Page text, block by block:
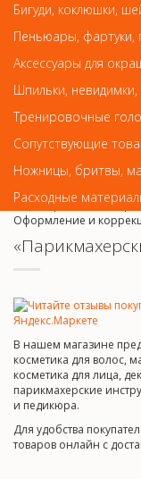
Салон красоты
Гипермаркет «ОКЕЙ»
м. Старая деревня,
тел. 938-46-68, 244-94-
волос балаяж, шатуш,
материалах
,
педикюр, гелевое
Оформление и
В нашем магазине
косметика для волос,
косметика для лица,
парикмахерские
и педикюра.
Для удобства
товаров онлайн с
Бигуди, коклюшки,
Пеньюары, фартуки,
Аксессуары для
Шпильки,
Тренировочные
Сопутствующие
Ножницы, бритвы,
Расходные